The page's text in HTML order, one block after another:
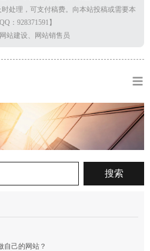
时处理，可支付稿费。向本站投稿或需要本
：928371591】
站建设、网站销售员
自己的网站？